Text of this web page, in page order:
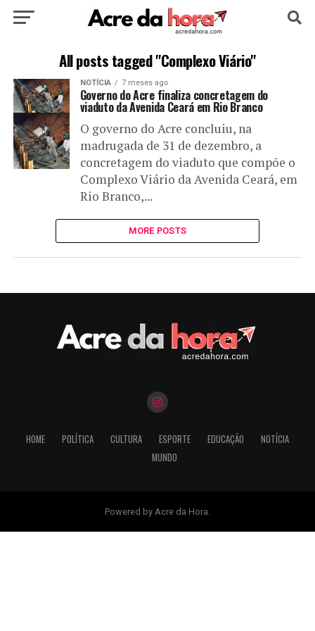
HOME POLÍTICA CULTURA ESPORTE
EDUCAÇÃO NOTÍCIA MUNDO
All posts tagged "Complexo Viário"
NOTÍCIA 7 meses ago
Governo do Acre finaliza concretagem do
viaduto da Avenida Ceará em Rio Branco
O governo do Acre concluiu, na
madrugada de 31 de dezembro, a
concretagem do viaduto que compõe o
Complexo Viário da Avenida Ceará, em
Rio Branco,...
MORE POSTS
HOME POLÍTICA CULTURA ESPORTE EDUCAÇÃO
NOTÍCIA
MUNDO
Powered by Acre da Hora.